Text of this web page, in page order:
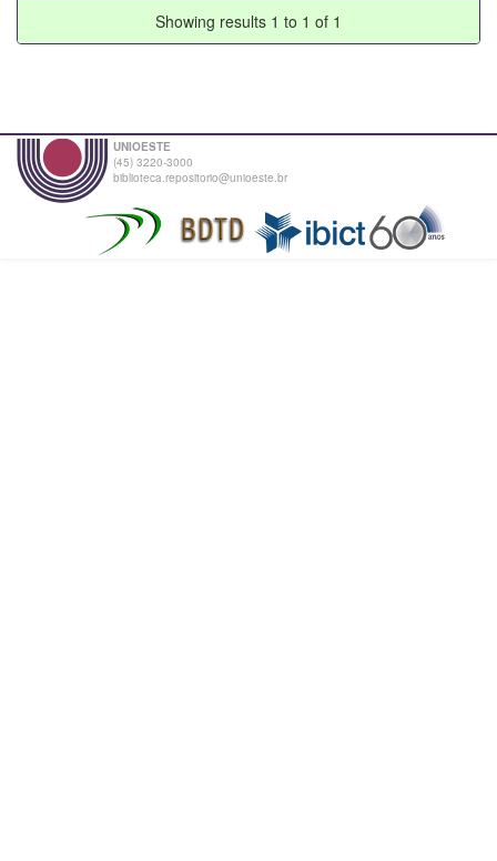
Showing results 1 to 1 of 1
UNIOESTE
(45) 3220-3000
biblioteca.repositorio@unioeste.br